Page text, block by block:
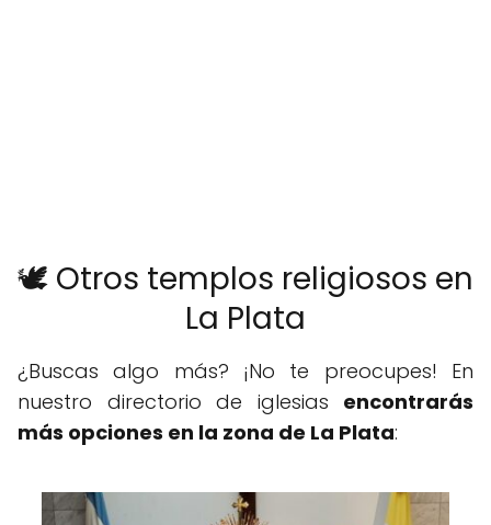
🕊️ Otros templos religiosos en
La Plata
¿Buscas algo más? ¡No te preocupes! En
nuestro directorio de iglesias encontrarás
más opciones en la zona de La Plata: